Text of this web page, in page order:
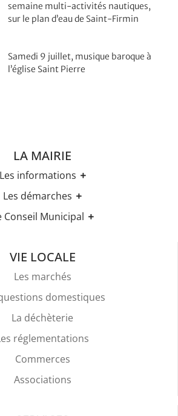
semaine multi-activités nautiques,
sur le plan d’eau de Saint-Firmin
Samedi 9 juillet, musique baroque à
l’église Saint Pierre
LA MAIRIE
Les informations
Les horaires
Les élections
Stationnement
Les démarches
Etat-civil
Recensement militaire
Mariage & Pacs
Livret de Famille
de signature
Services Funéraires
Conseil Municipal
VIE LOCALE
Les marchés
domestiques
La déchèterie
réglementations
Commerces
Associations